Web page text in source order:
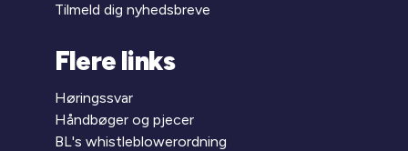
Tilmeld dig nyhedsbreve
Flere links
Høringssvar
Håndbøger og pjecer
BL's whistleblowerordning